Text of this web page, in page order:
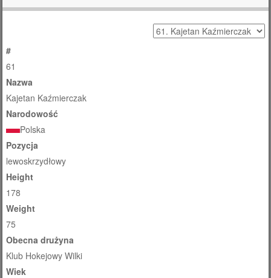
#
61
Nazwa
Kajetan Kaźmierczak
Narodowość
Polska
Pozycja
lewoskrzydłowy
Height
178
Weight
75
Obecna drużyna
Klub Hokejowy Wilki
Wiek